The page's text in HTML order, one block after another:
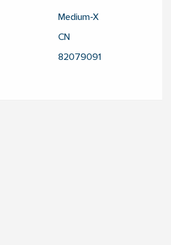
Medium-X
CN
82079091